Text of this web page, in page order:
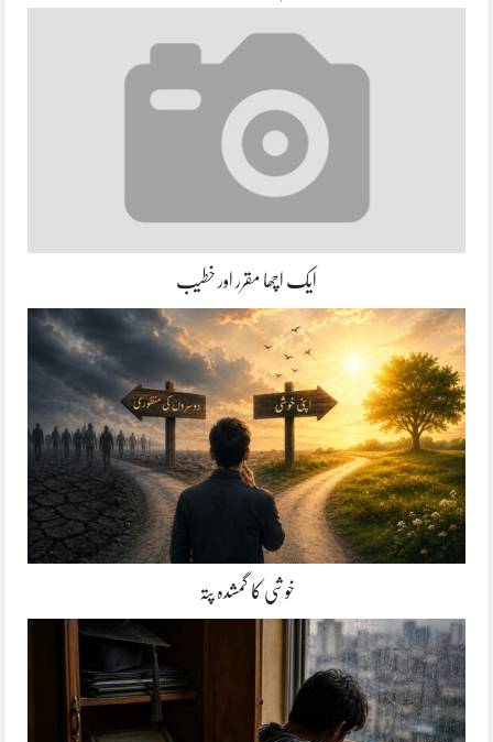
ایک اچھا مقرر اور خطیب
خوشی کا گمشدہ پتہ